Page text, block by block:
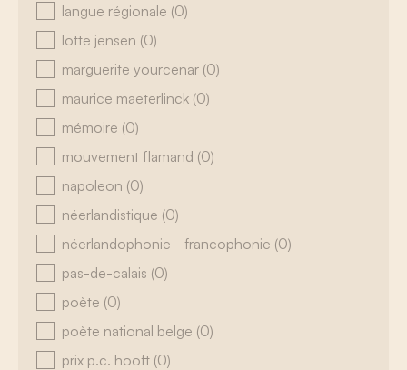
langue régionale (0)
lotte jensen (0)
marguerite yourcenar (0)
maurice maeterlinck (0)
mémoire (0)
mouvement flamand (0)
napoleon (0)
néerlandistique (0)
néerlandophonie - francophonie (0)
pas-de-calais (0)
poète (0)
poète national belge (0)
prix p.c. hooft (0)